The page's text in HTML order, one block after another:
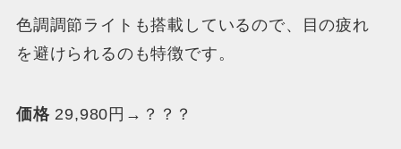
色調調節ライトも搭載しているので、目の疲れ
を避けられるのも特徴です。
価格29,980円→？？？